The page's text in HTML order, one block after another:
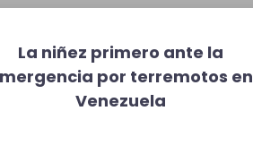
La niñez primero ante la
por terremotos en
Venezuela